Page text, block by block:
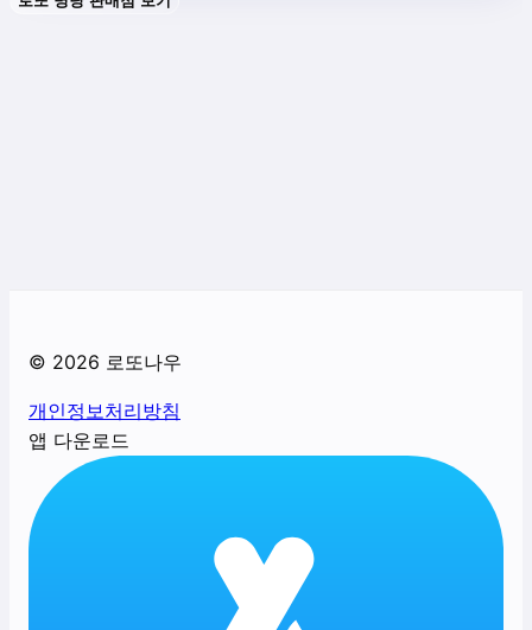
© 2026 로또나우
개인정보처리방침
앱 다운로드